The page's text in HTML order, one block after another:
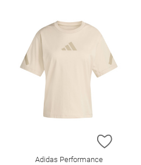
ZUR
Adidas Performance